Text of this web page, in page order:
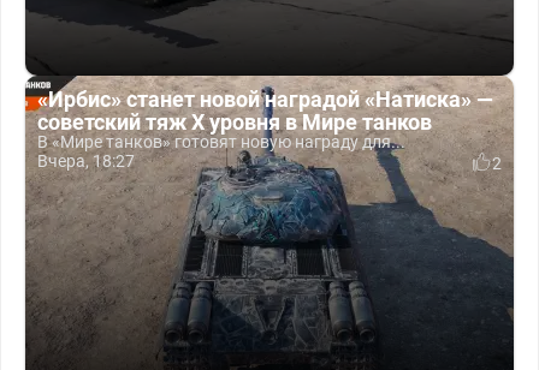
«Ирбис» станет новой наградой «Натиска» —
советский тяж X уровня в Мире танков
В «Мире танков» готовят новую награду для...
Вчера, 18:27
2